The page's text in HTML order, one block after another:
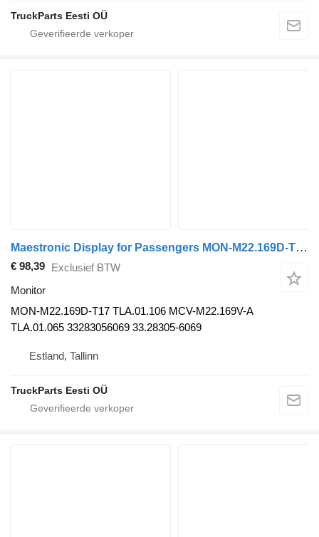
TruckParts Eesti OÜ
Maestronic Display for Passengers MON-M22.169D-T17 monitor voor MAN LIONS CITY bus
€ 98,39 Exclusief BTW
Monitor
MON-M22.169D-T17 TLA.01.106 MCV-M22.169V-A
TLA.01.065 33283056069 33.28305-6069
Estland, Tallinn
TruckParts Eesti OÜ